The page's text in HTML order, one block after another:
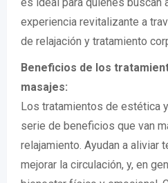
experiencia revitalizante a
de relajación y tratamiento
Beneficios de los
masajes:
Los tratamientos de estética
serie de beneficios que van
relajamiento. Ayudan a aliviar
mejorar la circulación, y, en